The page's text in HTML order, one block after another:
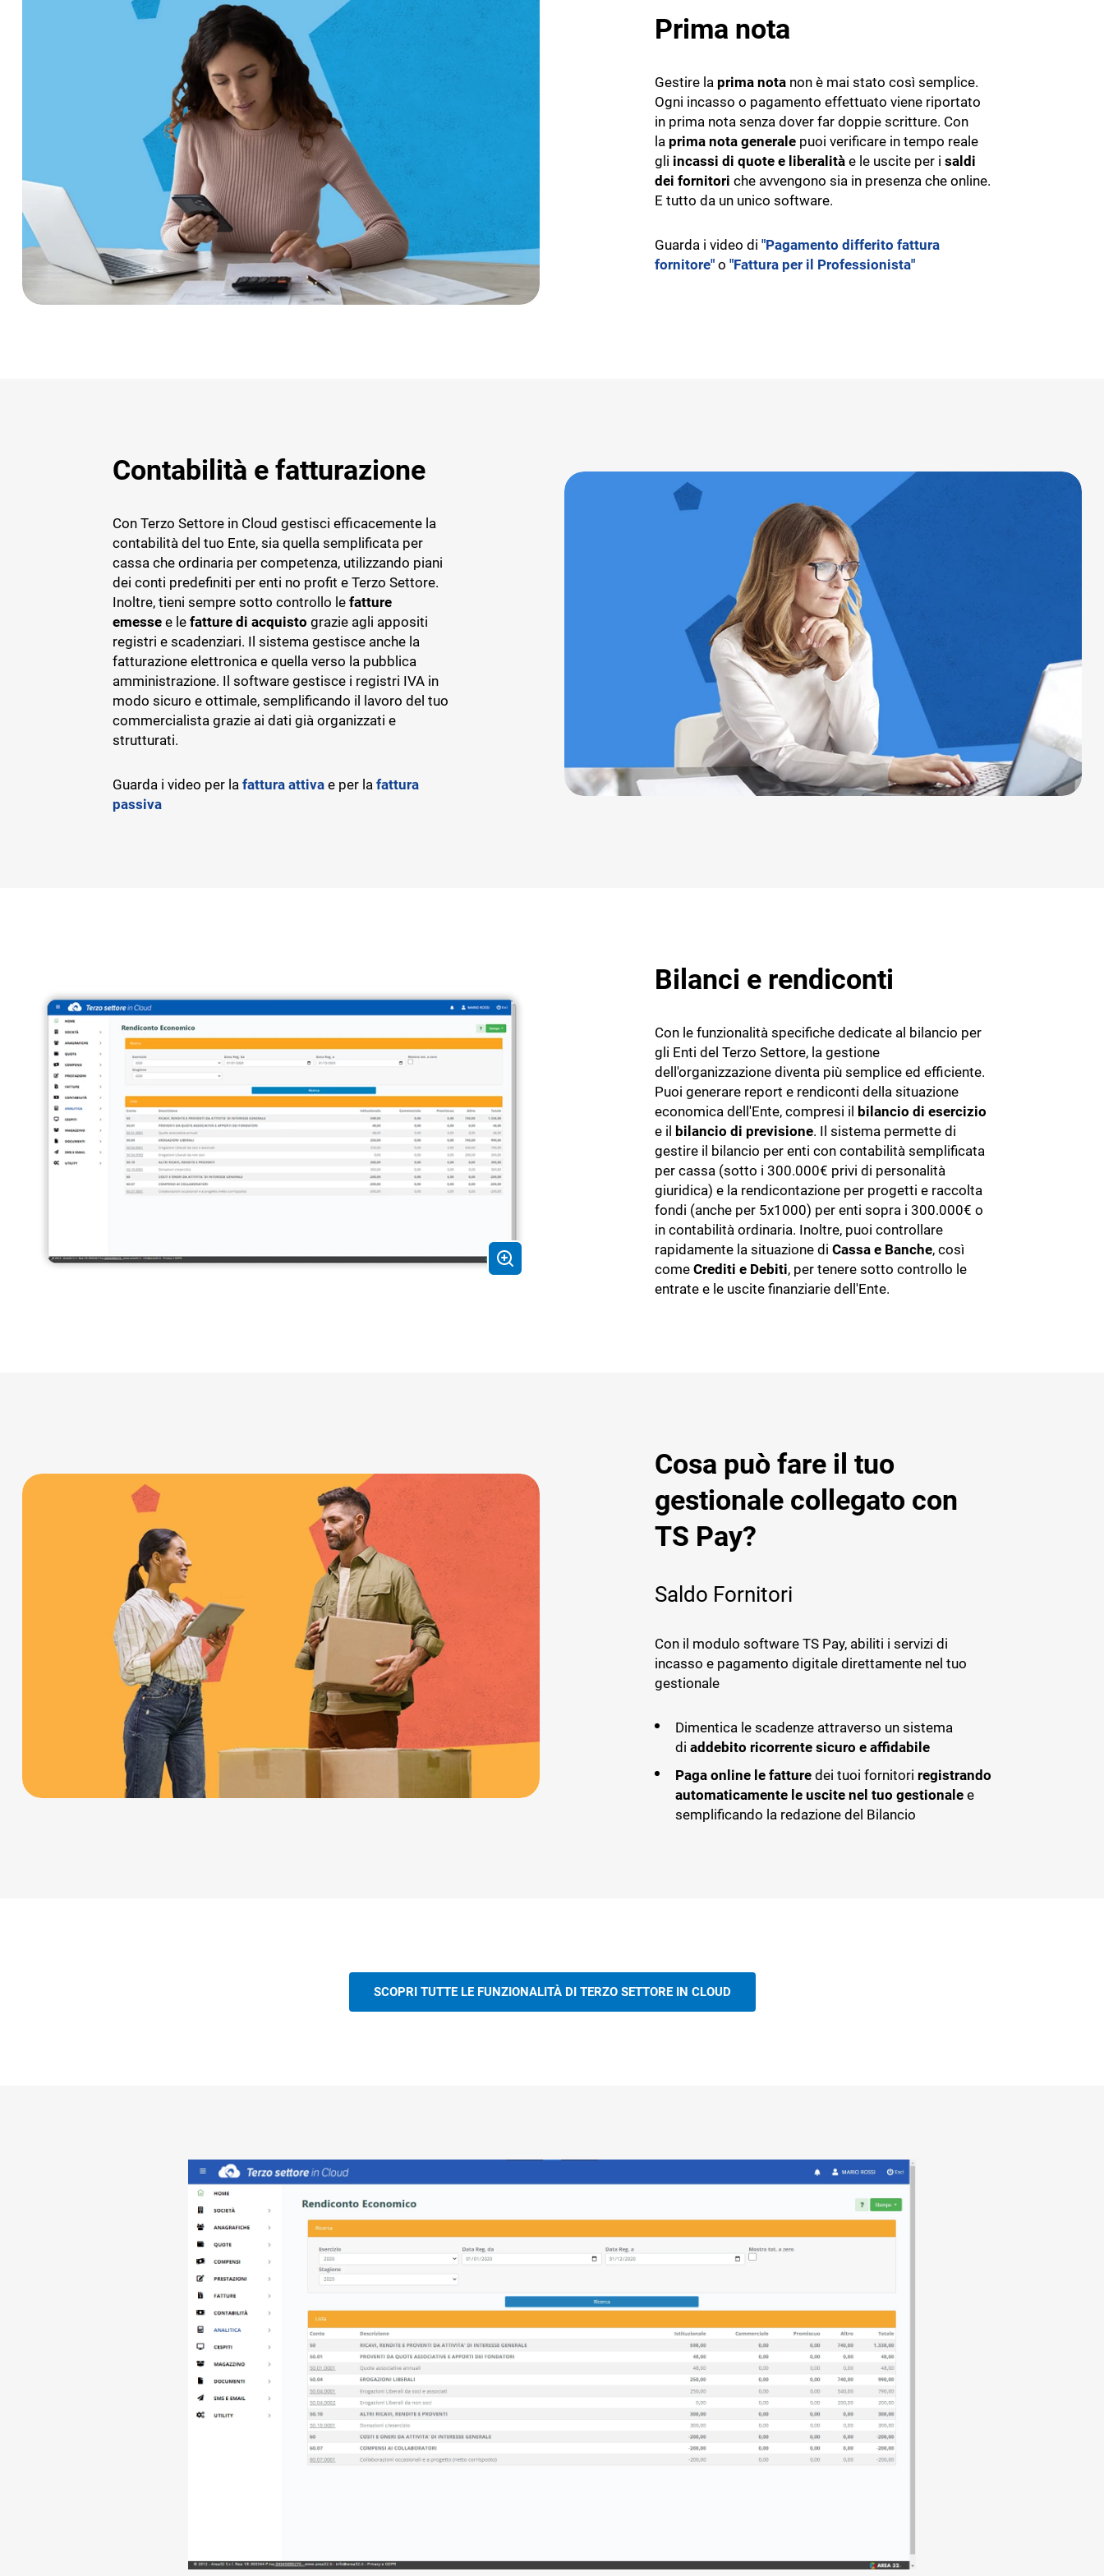
Prima nota
Gestire la prima nota non è mai stato così semplice.
Ogni incasso o pagamento effettuato viene riportato
in prima nota senza dover far doppie scritture. Con
la prima nota generale puoi verificare in tempo reale
gli incassi di quote e liberalità e le uscite per i saldi
dei fornitori che avvengono sia in presenza che online.
E tutto da un unico software.
Guarda i video di "Pagamento differito fattura
fornitore" o "Fattura per il Professionista"
Contabilità e fatturazione
Con Terzo Settore in Cloud gestisci efficacemente la
contabilità del tuo Ente, sia quella semplificata per
cassa che ordinaria per competenza, utilizzando piani
dei conti predefiniti per enti no profit e Terzo Settore.
Inoltre, tieni sempre sotto controllo le fatture
emesse e le fatture di acquisto grazie agli appositi
registri e scadenziari. Il sistema gestisce anche la
fatturazione elettronica e quella verso la pubblica
amministrazione. Il software gestisce i registri IVA in
modo sicuro e ottimale, semplificando il lavoro del tuo
commercialista grazie ai dati già organizzati e
strutturati.
Guarda i video per la fattura attiva e per la fattura
passiva
Bilanci e rendiconti
Con le funzionalità specifiche dedicate al bilancio per
gli Enti del Terzo Settore, la gestione
dell'organizzazione diventa più semplice ed efficiente.
Puoi generare report e rendiconti della situazione
economica dell'Ente, compresi il bilancio di esercizio
e il bilancio di previsione. Il sistema permette di
gestire il bilancio per enti con contabilità semplificata
per cassa (sotto i 300.000€ privi di personalità
giuridica) e la rendicontazione per progetti e raccolta
fondi (anche per 5x1000) per enti sopra i 300.000€ o
in contabilità ordinaria. Inoltre, puoi controllare
rapidamente la situazione di Cassa e Banche, così
come Crediti e Debiti, per tenere sotto controllo le
entrate e le uscite finanziarie dell'Ente.
Cosa può fare il tuo
gestionale collegato con
TS Pay?
Saldo Fornitori
Con il modulo software TS Pay, abiliti i servizi di
incasso e pagamento digitale direttamente nel tuo
gestionale
Dimentica le scadenze attraverso un sistema
di addebito ricorrente sicuro e affidabile
Paga online le fatture dei tuoi fornitori registrando
automaticamente le uscite nel tuo gestionale e
semplificando la redazione del Bilancio
SCOPRI TUTTE LE FUNZIONALITÀ DI TERZO SETTORE IN CLOUD